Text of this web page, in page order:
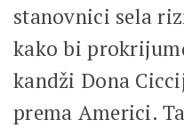
stanovnici sela
kako bi
kandži Dona
prema Americi.